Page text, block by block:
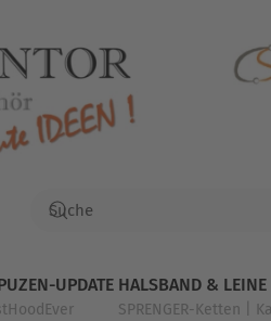
UPDATE HALSBAND & LEINE
SPRENGER-Ketten |